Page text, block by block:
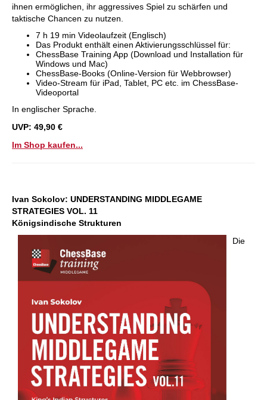
ihnen ermöglichen, ihr aggressives Spiel zu schärfen und
taktische Chancen zu nutzen.
7 h 19 min Videolaufzeit (Englisch)
Das Produkt enthält einen Aktivierungsschlüssel für:
ChessBase Training App (Download und Installation für
Windows und Mac)
ChessBase-Books (Online-Version für Webbrowser)
Video-Stream für iPad, Tablet, PC etc. im ChessBase-
Videoportal
In englischer Sprache.
UVP: 49,90 €
Im Shop kaufen...
Ivan Sokolov: UNDERSTANDING MIDDLEGAME
STRATEGIES VOL. 11
Königsindische Strukturen
Die